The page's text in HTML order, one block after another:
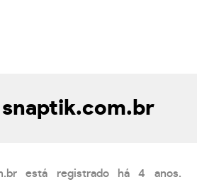
snaptik.com.br
está registrado há 4 anos.